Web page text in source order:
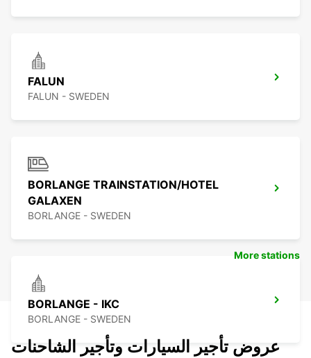
FALUN
FALUN - SWEDEN
BORLANGE TRAINSTATION/HOTEL
GALAXEN
BORLANGE - SWEDEN
BORLANGE - IKC
BORLANGE - SWEDEN
More stations
عروض تأجير السيارات وتأجير الشاحنات